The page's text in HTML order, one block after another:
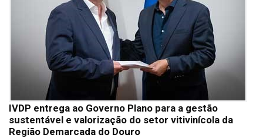
IVDP entrega ao Governo Plano para a gestão
sustentável e valorização do setor vitivinícola da
Região Demarcada do Douro